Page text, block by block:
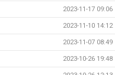
2023-11-17 09:06
2023-11-10 14:12
2023-11-07 08:49
2023-10-26 19:48